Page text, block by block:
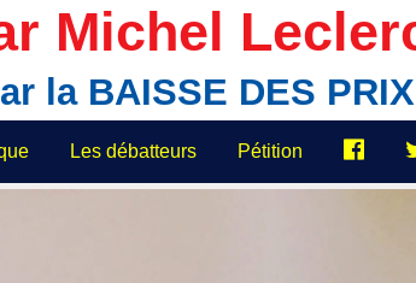
Michel
la BAISSE DES
Les débatteurs Pétition